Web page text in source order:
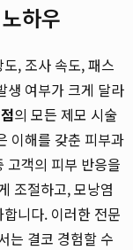
하우
, 조사 속도, 패스
생 여부가 크게 달라
의 모든 제모 시술
이해를 갖춘 피부과
고객의 피부 반응을
조절하고, 모낭염
니다. 이러한 전문
는 결코 경험할 수